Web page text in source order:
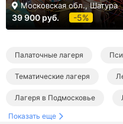
Московская обл., Шатура
39 900 руб. -5%
Палаточные лагеря
Тематические лагеря
Лагеря в Подмосковье
Палаточные лагеря в
Показать еще